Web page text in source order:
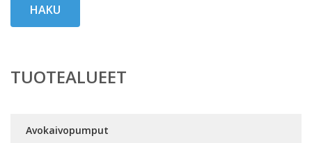
HAKU
TUOTEALUEET
Avokaivopumput